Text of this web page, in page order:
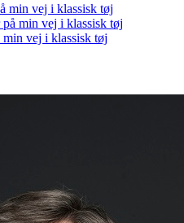
min vej i klassisk tøj
min vej i klassisk tøj
vej i klassisk tøj